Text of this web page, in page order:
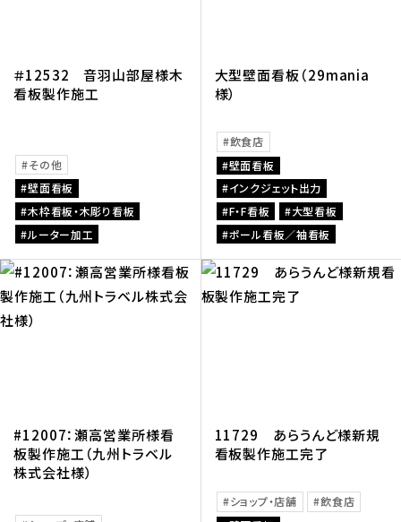
＃12532 音羽山部屋様木
看板製作施工
その他
壁面看板
木枠看板・木彫り看板
ルーター加工
大型壁面看板（29mania
様）
飲食店
壁面看板
インクジェット出力
F・F看板
大型看板
ポール看板／袖看板
#12007：瀬高営業所様看
板製作施工（九州トラベル
株式会社様）
11729 あらうんど様新規
看板製作施工完了
ショップ・店舗
飲食店